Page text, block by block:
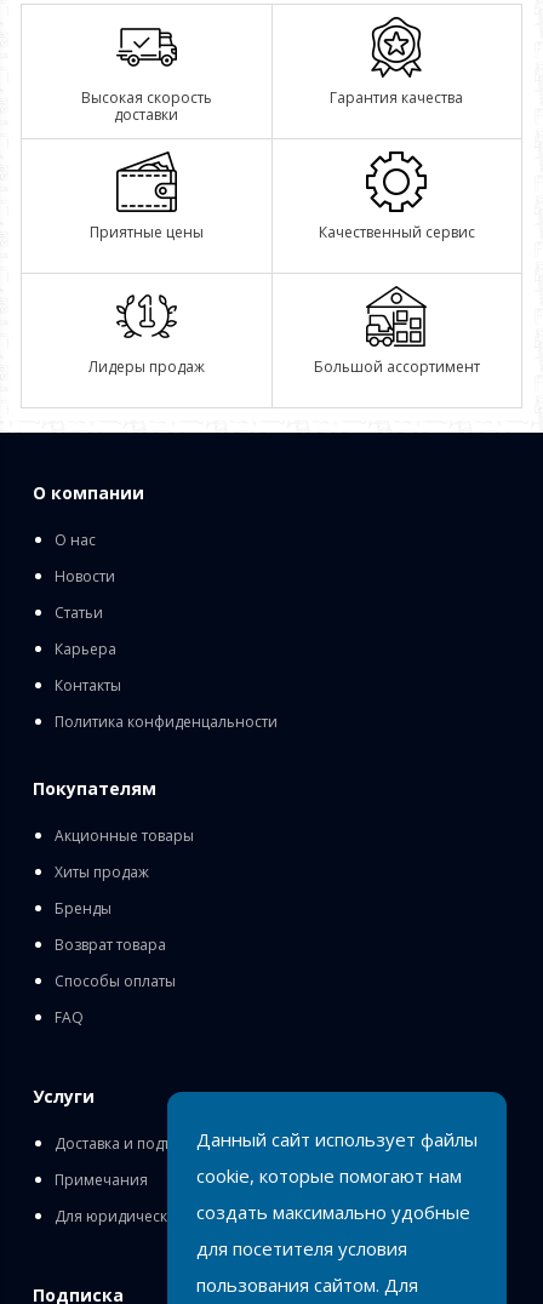
Высокая скорость
доставки
Гарантия качества
Приятные цены Качественный сервис
Лидеры продаж Большой ассортимент
О компании
О нас
Новости
Статьи
Карьера
Контакты
Политика конфиденцальности
Покупателям
Акционные товары
Хиты продаж
Бренды
Возврат товара
Способы оплаты
FAQ
Услуги
Доставка и подъём
Примечания
Для юридических лиц
Подписка
Данный сайт использует файлы
cookie, которые помогают нам
создать максимально удобные
для посетителя условия
пользования сайтом. Для